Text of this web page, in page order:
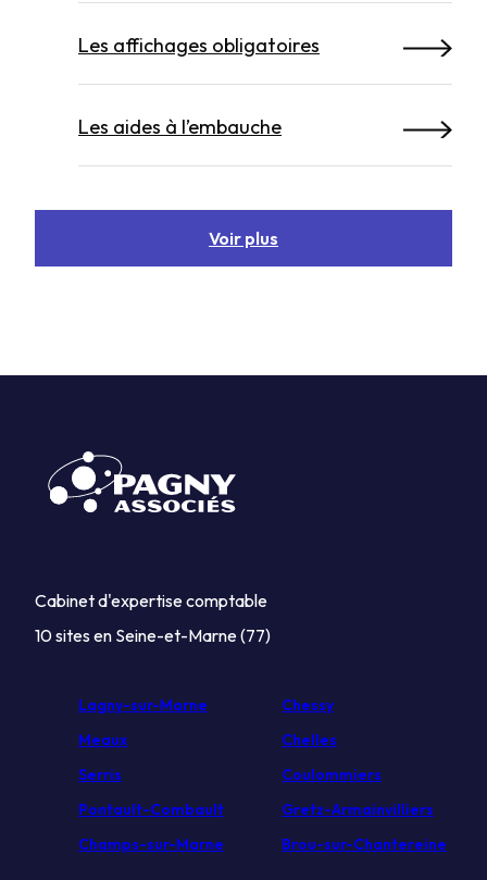
Les affichages obligatoires
Les aides à l’embauche
Voir plus
Cabinet d'expertise comptable
10 sites en Seine-et-Marne (77)
Lagny-sur-Marne
Chessy
Meaux
Chelles
Serris
Coulommiers
Pontault-Combault
Gretz-Armainvilliers
Champs-sur-Marne
Brou-sur-Chantereine